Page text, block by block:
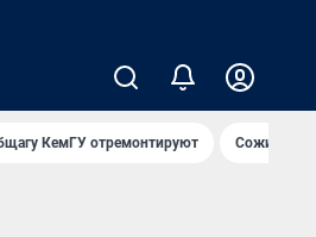
КемГУ отремонтируют